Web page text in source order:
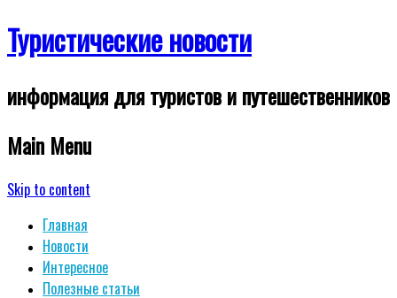
Туристические новости
информация для туристов и путешественников
Main Menu
Skip to content
Главная
Новости
Интересное
Полезные статьи